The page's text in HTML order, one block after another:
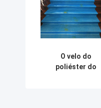
O velo do
poliéster do